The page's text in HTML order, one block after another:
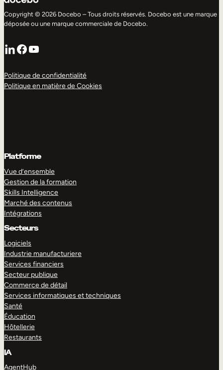
Copyright © 2026 Docebo – Tous droits réservés. Docebo est une marque
déposée ou une marque commerciale de Docebo.
LinkedIn
Facebook
YouTube
Politique de confidentialité
Politique en matière de Cookies
Platforme
Vue d’ensemble
Gestion de la formation
Skills Intelligence
Marché des contenus
Intégrations
Secteurs
Logiciels
Industrie manufacturiere
Services financiers
Secteur publique
Commerce de détail
Services informatiques et techniques
Santé
Éducation
Hôtellerie
Restaurants
IA
AgentHub